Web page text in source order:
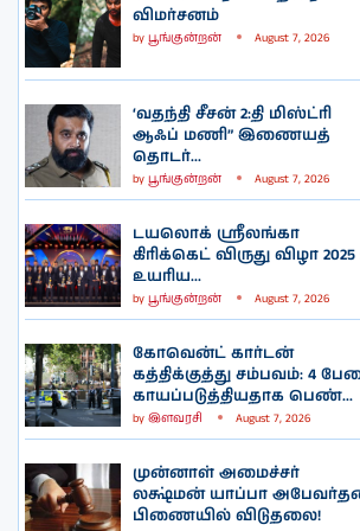
விமர்சனம்
by பூங்குன்றன் August 7, 2026
‘வதந்தி சீசன் 2:தி மிஸ்ட்ரி
ஆஃப் மணி” இணையத்
தொடர்...
by பூங்குன்றன் August 7, 2026
டயலொக் ஸ்ரீலங்கா
கிரிக்கெட் விருது விழா 2025
உயரிய...
by பூங்குன்றன் August 7, 2026
கோவென்ட் கார்டன்
கத்திக்குத்து சம்பவம்: 4
காயப்படுத்தியதாக பெண்...
by இளவரசி August 7, 2026
முன்னாள் அமைச்சர்
லக்ஷ்மன் யாப்பா
பிணையில் விடுதலை!